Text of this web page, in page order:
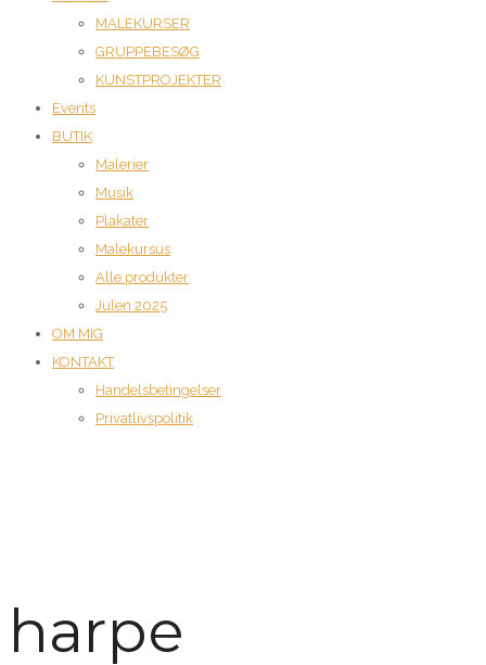
MALEKURSER
GRUPPEBESØG
KUNSTPROJEKTER
Events
BUTIK
Malerier
Musik
Plakater
Malekursus
Alle produkter
Julen 2025
OM MIG
KONTAKT
Handelsbetingelser
Privatlivspolitik
harpe